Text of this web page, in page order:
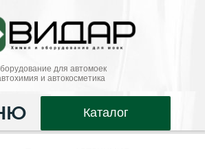
для автомоек
и автокосметика
Каталог